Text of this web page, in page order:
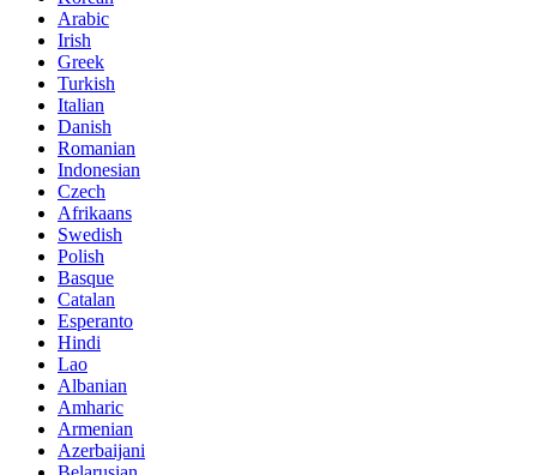
Arabic
Irish
Greek
Turkish
Italian
Danish
Romanian
Indonesian
Czech
Afrikaans
Swedish
Polish
Basque
Catalan
Esperanto
Hindi
Lao
Albanian
Amharic
Armenian
Azerbaijani